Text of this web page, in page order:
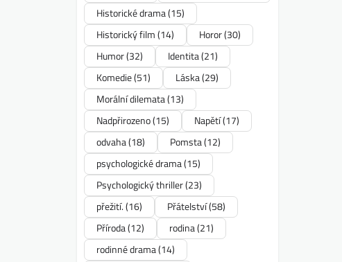
Historické drama(15)
Historický film(14) Horor(30)
Humor(32) Identita(21)
Komedie(51) Láska(29)
Morální dilemata(13)
Nadpřirozeno(15) Napětí(17)
odvaha(18) Pomsta(12)
psychologické drama(15)
Psychologický thriller(23)
přežití.(16) Přátelství(58)
Příroda(12) rodina(21)
rodinné drama(14)